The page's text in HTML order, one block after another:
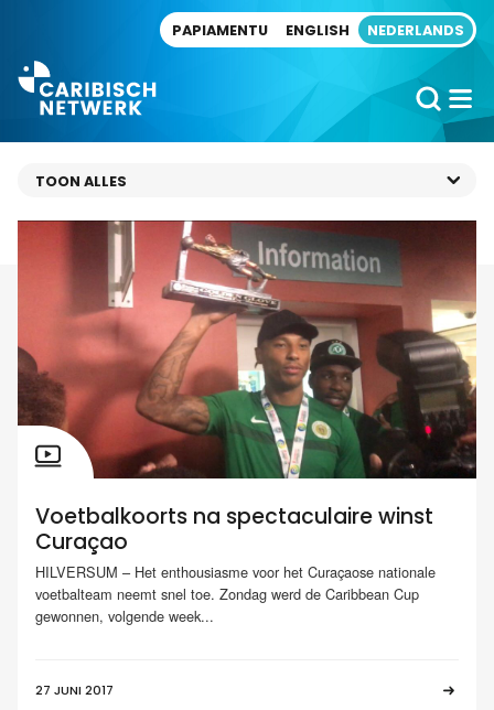
PAPIAMENTU ENGLISH NEDERLANDS
Voetbalkoorts na spectaculaire winst
Curaçao
HILVERSUM – Het enthousiasme voor het Curaçaose nationale
voetbalteam neemt snel toe. Zondag werd de Caribbean Cup
gewonnen, volgende week...
27 JUNI 2017